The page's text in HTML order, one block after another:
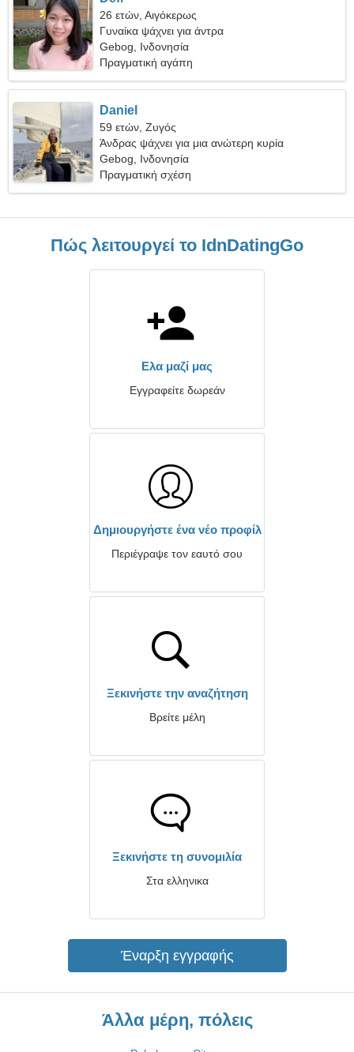
26 ετών, Αιγόκερως
Γυναίκα ψάχνει για άντρα
Gebog, Ινδονησία
Πραγματική αγάπη
Daniel
59 ετών, Ζυγός
Άνδρας ψάχνει για μια ανώτερη κυρία
Gebog, Ινδονησία
Πραγματική σχέση
Πώς λειτουργεί το IdnDatingGo
Ελα μαζί μας
Εγγραφείτε δωρεάν
Δημιουργήστε ένα νέο προφίλ
Περιέγραψε τον εαυτό σου
Ξεκινήστε την αναζήτηση
Βρείτε μέλη
Ξεκινήστε τη συνομιλία
Στα ελληνικα
Έναρξη εγγραφής
Άλλα μέρη, πόλεις